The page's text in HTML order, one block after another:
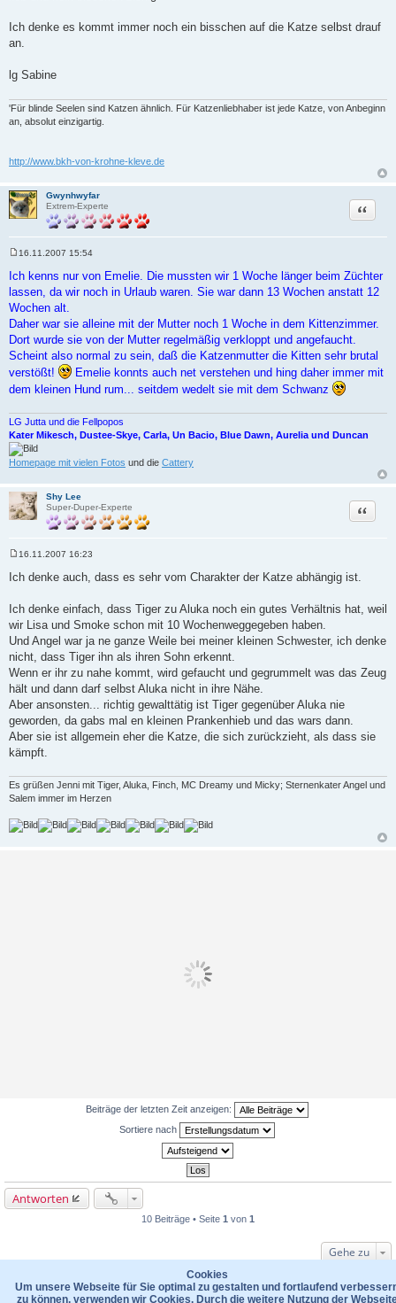
Ich denke es kommt immer noch ein bisschen auf die Katze selbst drauf
an.
lg Sabine
'Für blinde Seelen sind Katzen ähnlich. Für Katzenliebhaber ist jede Katze, von Anbeginn
an, absolut einzigartig.
http://www.bkh-von-krohne-kleve.de
Gwynhwyfar
Extrem-Experte
Zitat
e
i
t
r
a
g
16.11.2007 15:54
Ich kenns nur von Emelie. Die mussten wir 1 Woche länger beim Züchter
lassen, da wir noch in Urlaub waren. Sie war dann 13 Wochen anstatt 12
Wochen alt.
Daher war sie alleine mit der Mutter noch 1 Woche in dem Kittenzimmer.
Dort wurde sie von der Mutter regelmäßig verkloppt und angefaucht.
Scheint also normal zu sein, daß die Katzenmutter die Kitten sehr brutal
verstößt!
Emelie konnts auch net verstehen und hing daher immer mit
dem kleinen Hund rum... seitdem wedelt sie mit dem Schwanz
LG Jutta und die Fellpopos
Kater Mikesch, Dustee-Skye, Carla, Un Bacio, Blue Dawn, Aurelia und Duncan
Homepage mit vielen Fotos und die Cattery
Shy Lee
Super-Duper-Experte
Zitat
e
i
r
a
g
16.11.2007 16:23
Ich denke auch, dass es sehr vom Charakter der Katze abhängig ist.
Ich denke einfach, dass Tiger zu Aluka noch ein gutes Verhältnis hat, weil
wir Lisa und Smoke schon mit 10 Wochenweggegeben haben.
Und Angel war ja ne ganze Weile bei meiner kleinen Schwester, ich denke
nicht, dass Tiger ihn als ihren Sohn erkennt.
Wenn er ihr zu nahe kommt, wird gefaucht und gegrummelt was das Zeug
hält und dann darf selbst Aluka nicht in ihre Nähe.
Aber ansonsten... richtig gewalttätig ist Tiger gegenüber Aluka nie
geworden, da gabs mal en kleinen Prankenhieb und das wars dann.
Aber sie ist allgemein eher die Katze, die sich zurückzieht, als dass sie
kämpft.
Es grüßen Jenni mit Tiger, Aluka, Finch, MC Dreamy und Micky; Sternenkater Angel und
Salem immer im Herzen
Beiträge der letzten Zeit anzeigen:
Sortiere nach
Antworten
10 Beiträge • Seite 1 von 1
Gehe zu
Mitglieder in diesem Forum: 0 Mitglieder und 65 Gäste
Cookies
Um unsere Webseite für Sie optimal zu gestalten und fortlaufend
zu können, verwenden wir Cookies. Durch die weitere Nutzung der